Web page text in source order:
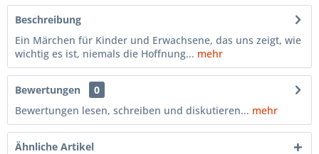
Beschreibung
Ein Märchen für Kinder und Erwachsene, das uns zeigt, wie
wichtig es ist, niemals die Hoffnung... mehr
Bewertungen
0
Bewertungen lesen, schreiben und diskutieren... mehr
Ähnliche Artikel